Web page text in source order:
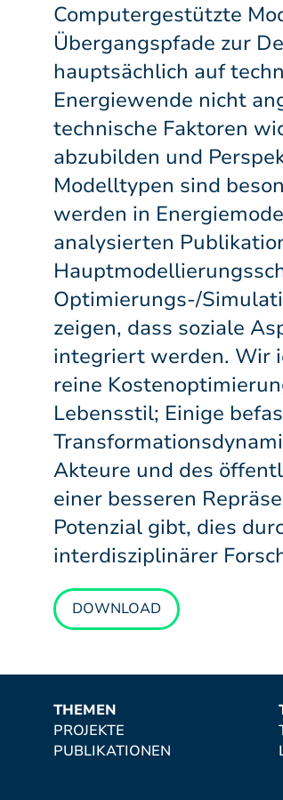
Computergestützte
Übergangspfade zur
hauptsächlich auf
Energiewende nicht
technische Faktoren
abzubilden und
Modelltypen sind
werden in
analysierten
Optimierungs-/
zeigen, dass soziale
integriert werden. Wir
reine
Lebensstil; Einige
Akteure und des
einer besseren
Potenzial gibt, dies
interdisziplinärer
DOWNLOAD
THEMEN
PROJEKTE
PUBLIKATIONEN